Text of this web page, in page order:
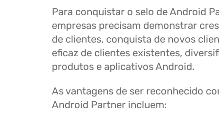
Para conquistar o selo de Android
empresas precisam demonstrar
de clientes, conquista de novos
eficaz de clientes existentes,
produtos e aplicativos Android.
As vantagens de ser reconhecido
Android Partner incluem: